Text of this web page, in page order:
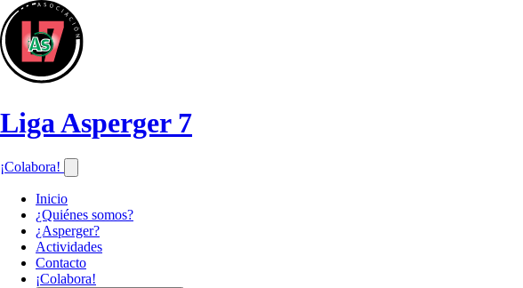
Liga Asperger 7
¡Colabora!
Inicio
¿Quiénes somos?
¿Asperger?
Actividades
Contacto
¡Colabora!